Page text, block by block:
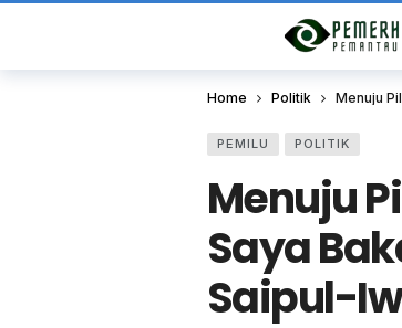
Home Politik Menuju
PEMILU POLITIK
Menuju
Saya
Saipul-